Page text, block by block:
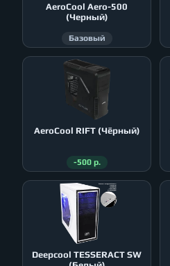
AeroСool Aero-500
(Черный)
Базовый
AeroСool RIFT (Чёрный)
-500 р.
Deepcool TESSERACT SW